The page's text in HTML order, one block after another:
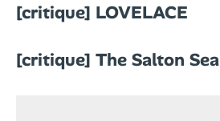
[critique] LOVELACE
[critique] The Salton Sea